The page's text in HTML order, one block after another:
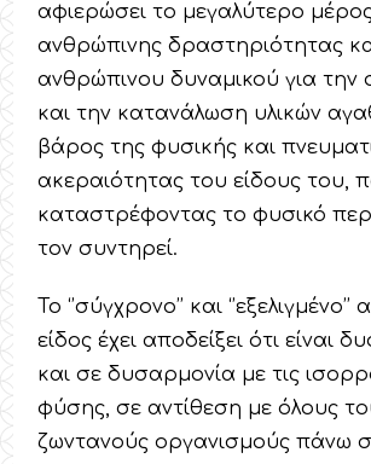
αφιερώσει το μεγαλύτερο
ανθρώπινης δραστηριότητας
ανθρώπινου δυναμικού για
και την κατανάλωση υλικών
βάρος της φυσικής και
ακεραιότητας του είδους του,
καταστρέφοντας το φυσικό
τον συντηρεί.
Το ‘’σύγχρονο’’ και
είδος έχει αποδείξει ότι είναι
και σε δυσαρμονία με τις
φύσης, σε αντίθεση με όλους
ζωντανούς οργανισμούς πάνω